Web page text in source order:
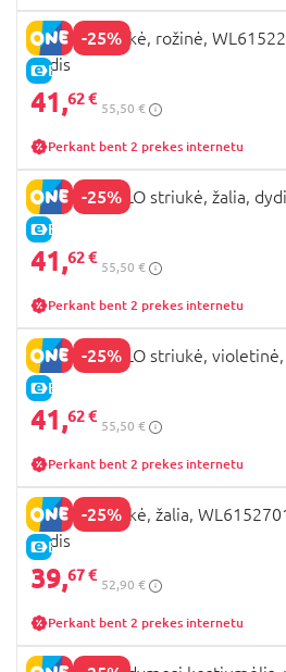
-25%
E-KAINA
LEMON striukė, rožinė,
dydis
41,62 €
55,50 €
Perkant bent 2 prekes internetu
-25%
E-KAINA
COCCODRILLO striukė, žalia,
41,62 €
55,50 €
Perkant bent 2 prekes internetu
-25%
E-KAINA
COCCODRILLO striukė,
41,62 €
55,50 €
Perkant bent 2 prekes internetu
-25%
E-KAINA
LEMON striukė, žalia,
dydis
39,67 €
52,90 €
Perkant bent 2 prekes internetu